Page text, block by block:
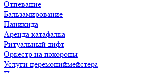
Отпевание
Бальзамирование
Панихида
Аренда катафалка
Ритуальный лифт
Оркестр на похороны
Услуги церемониймейстера